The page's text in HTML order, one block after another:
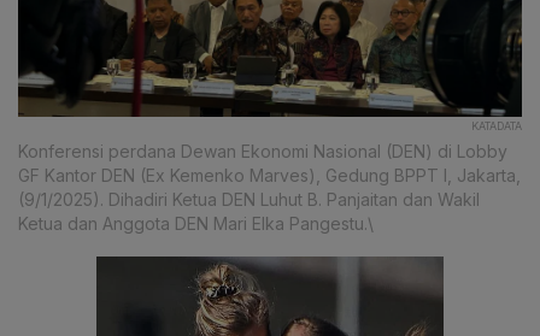
KATADATA
Konferensi perdana Dewan Ekonomi Nasional (DEN) di Lobby
GF Kantor DEN (Ex Kemenko Marves), Gedung BPPT I, Jakarta,
(9/1/2025). Dihadiri Ketua DEN Luhut B. Panjaitan dan Wakil
Ketua dan Anggota DEN Mari Elka Pangestu.\